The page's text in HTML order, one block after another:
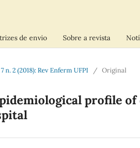
de envio Sobre a revista
7 n. 2 (2018): Rev Enferm UFPI / Original
profile